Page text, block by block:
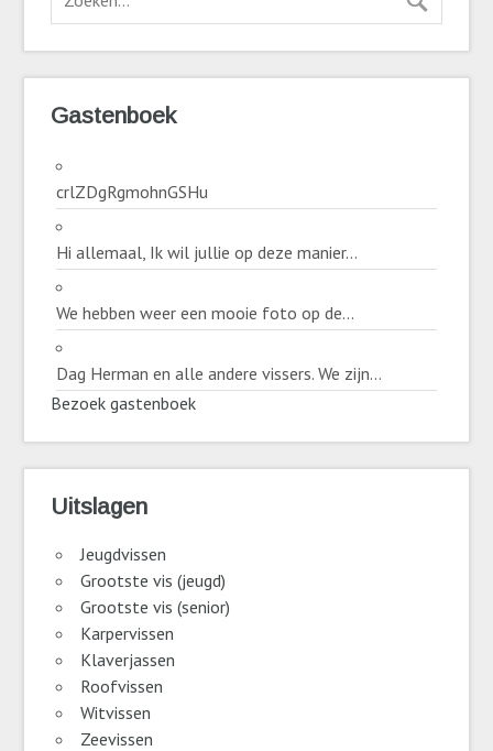
Gastenboek
crlZDgRgmohnGSHu
Hi allemaal, Ik wil jullie op deze manier...
We hebben weer een mooie foto op de...
Dag Herman en alle andere vissers. We zijn...
Bezoek gastenboek
Uitslagen
Jeugdvissen
Grootste vis (jeugd)
Grootste vis (senior)
Karpervissen
Klaverjassen
Roofvissen
Witvissen
Zeevissen